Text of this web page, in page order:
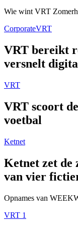
Wie wint VRT
CorporateVRT
VRT bereikt
versnelt
VRT
VRT scoort
voetbal
Ketnet
Ketnet zet de
van vier
Opnames van
VRT 1